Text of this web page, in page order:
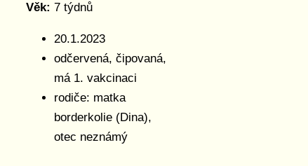
Věk: 7 týdnů
20.1.2023
odčervená, čipovaná,
má 1. vakcinaci
rodiče: matka
borderkolie (Dina),
otec neznámý